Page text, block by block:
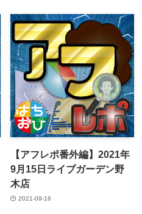
【アフレポ番外編】2021年
9月15日ライブガーデン野
木店
2021-09-16